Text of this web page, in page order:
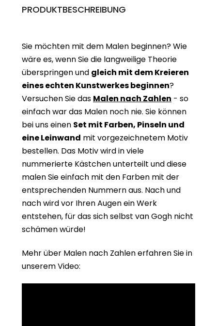
PRODUKTBESCHREIBUNG
Sie möchten mit dem Malen beginnen? Wie
wäre es, wenn Sie die langweilige Theorie
überspringen und gleich mit dem Kreieren
eines echten Kunstwerkes beginnen?
Versuchen Sie das Malen nach Zahlen - so
einfach war das Malen noch nie. Sie können
bei uns einen Set mit Farben, Pinseln und
eine Leinwand mit vorgezeichnetem Motiv
bestellen. Das Motiv wird in viele
nummerierte Kästchen unterteilt und diese
malen Sie einfach mit den Farben mit der
entsprechenden Nummern aus. Nach und
nach wird vor Ihren Augen ein Werk
entstehen, für das sich selbst van Gogh nicht
schämen würde!
Mehr über Malen nach Zahlen erfahren Sie in
unserem Video: